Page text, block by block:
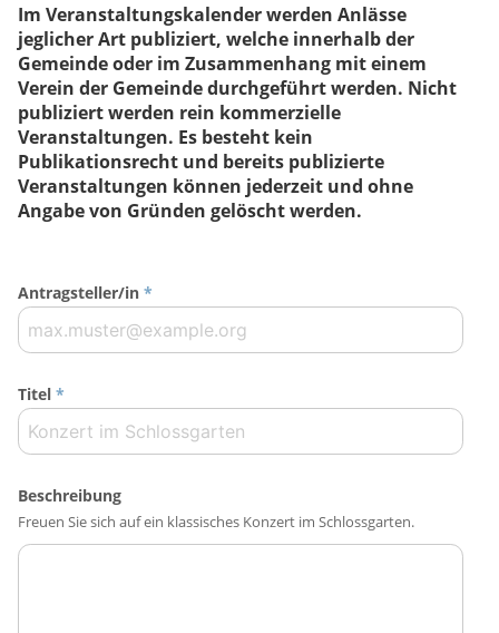
Im Veranstaltungskalender werden Anlässe
jeglicher Art publiziert, welche innerhalb der
Gemeinde oder im Zusammenhang mit einem
Verein der Gemeinde durchgeführt werden. Nicht
publiziert werden rein kommerzielle
Veranstaltungen. Es besteht kein
Publikationsrecht und bereits publizierte
Veranstaltungen können jederzeit und ohne
Angabe von Gründen gelöscht werden.
Antragsteller/in *
Titel *
Beschreibung
Freuen Sie sich auf ein klassisches Konzert im Schlossgarten.